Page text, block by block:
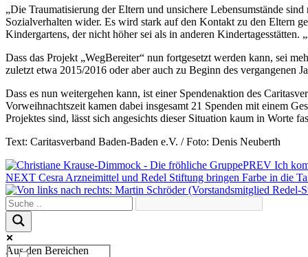
„Die Traumatisierung der Eltern und unsichere Lebensumstände
Sozialverhalten wider. Es wird stark auf den Kontakt zu den Eltern
Kindergartens, der nicht höher sei als in anderen
Dass das Projekt „WegBereiter“ nun fortgesetzt werden kann, sei
zuletzt etwa 2015/2016 oder aber auch zu Beginn des vergangenen
Dass es nun weitergehen kann, ist einer Spendenaktion des
Vorweihnachtszeit kamen dabei insgesamt 21 Spenden mit einem
Projektes sind, lässt sich angesichts dieser Situation kaum in Worte
Text: Caritasverband Baden-Baden e.V. / Foto: Denis Neuberth
PREV Ich
NEXT Cesra Arzneimittel und Redel Stiftung bringen Farbe in die
Aus den Bereichen